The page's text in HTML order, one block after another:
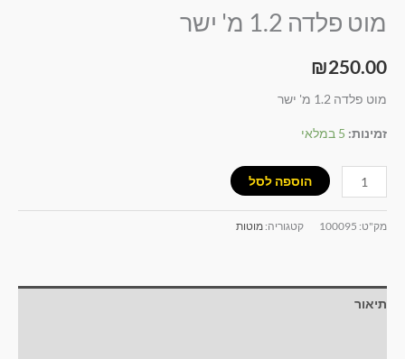
מוט פלדה 1.2 מ' ישר
₪250.00
מוט פלדה 1.2 מ' ישר
זמינות: 5 במלאי
הוספה לסל
מק"ט: 100095 קטגוריה: מוטות
תיאור